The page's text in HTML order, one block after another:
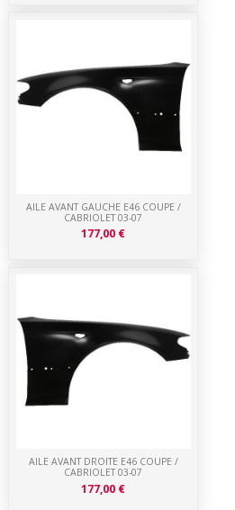
AILE AVANT DROITE E46 COUPE /
CABRIOLET 03-07
177,00 €
AILE AVANT GAUCHE E46 COUPE /
CABRIOLET 03-07
177,00 €